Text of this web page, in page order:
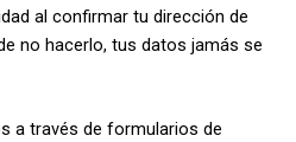
al confirmar tu dirección de
no hacerlo, tus datos jamás se
a través de formularios de